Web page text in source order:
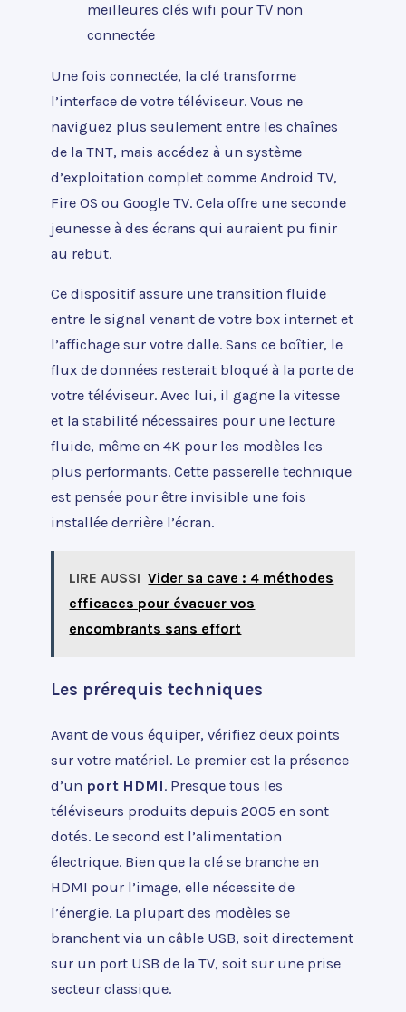
meilleures clés wifi pour TV non
connectée
Une fois connectée, la clé transforme
l’interface de votre téléviseur. Vous ne
naviguez plus seulement entre les chaînes
de la TNT, mais accédez à un système
d’exploitation complet comme Android TV,
Fire OS ou Google TV. Cela offre une seconde
jeunesse à des écrans qui auraient pu finir
au rebut.
Ce dispositif assure une transition fluide
entre le signal venant de votre box internet et
l’affichage sur votre dalle. Sans ce boîtier, le
flux de données resterait bloqué à la porte de
votre téléviseur. Avec lui, il gagne la vitesse
et la stabilité nécessaires pour une lecture
fluide, même en 4K pour les modèles les
plus performants. Cette passerelle technique
est pensée pour être invisible une fois
installée derrière l’écran.
LIRE AUSSI Vider sa cave : 4 méthodes
efficaces pour évacuer vos
encombrants sans effort
Les prérequis techniques
Avant de vous équiper, vérifiez deux points
sur votre matériel. Le premier est la présence
d’un port HDMI. Presque tous les
téléviseurs produits depuis 2005 en sont
dotés. Le second est l’alimentation
électrique. Bien que la clé se branche en
HDMI pour l’image, elle nécessite de
l’énergie. La plupart des modèles se
branchent via un câble USB, soit directement
sur un port USB de la TV, soit sur une prise
secteur classique.